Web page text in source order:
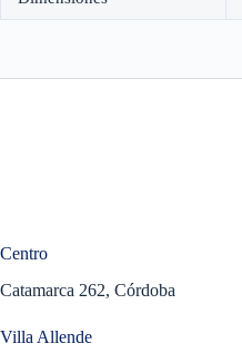
Centro
Catamarca 262, Córdoba
Villa Allende